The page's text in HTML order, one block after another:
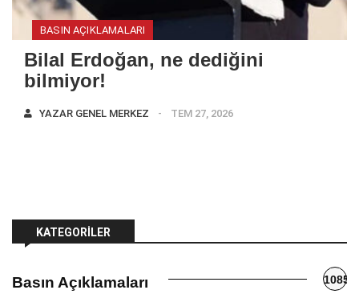
BASIN AÇIKLAMALARI
Bilal Erdoğan, ne dediğini
bilmiyor!
YAZAR GENEL MERKEZ TEM 27, 2026
KATEGORILER
Basın Açıklamaları 1085